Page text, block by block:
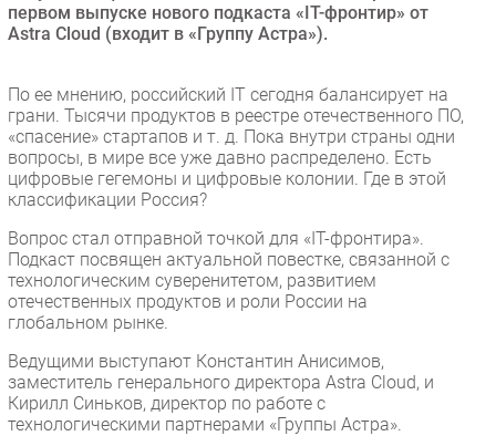
Безопасность
CIO/Управление ИТ
Гаджеты
Здоровье
РАЗДЕЛЫ
Новости
Аналитика
Интервью
Мероприятия
Проекты
IT класс
первом выпуске нового подкаста «IT-фронтир» от
Astra Cloud (входит в «Группу Астра»).
По ее мнению, российский IT сегодня балансирует на
грани. Тысячи продуктов в реестре отечественного ПО,
«спасение» стартапов и т. д. Пока внутри страны одни
вопросы, в мире все уже давно распределено. Есть
цифровые гегемоны и цифровые колонии. Где в этой
классификации Россия?
Вопрос стал отправной точкой для «IT-фронтира».
Подкаст посвящен актуальной повестке, связанной с
технологическим суверенитетом, развитием
отечественных продуктов и роли России на
глобальном рынке.
Ведущими выступают Константин Анисимов,
заместитель генерального директора Astra Cloud, и
Кирилл Синьков, директор по работе с
технологическими партнерами «Группы Астра».